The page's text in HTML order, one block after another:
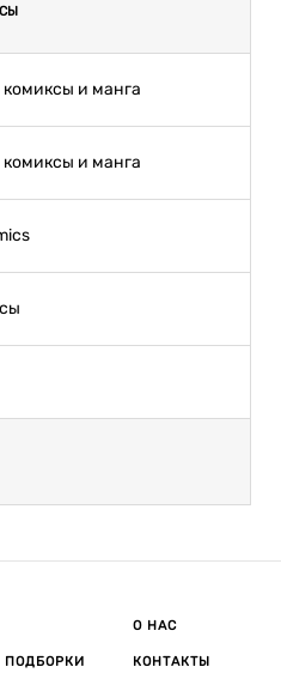
и манга
комиксы и манга
ПОДБОРКИ
О НАС
КОНТАКТЫ